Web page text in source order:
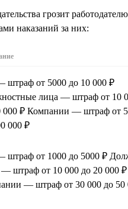
грозит
наказаний за них:
от 5000 до 10 000 ₽
лица — штраф от 10
000 ₽ Компании — штраф от
000 ₽
от 1000 до 5000 ₽
штраф от 10 000 до 20 000 ₽
— штраф от 30 000 до 50